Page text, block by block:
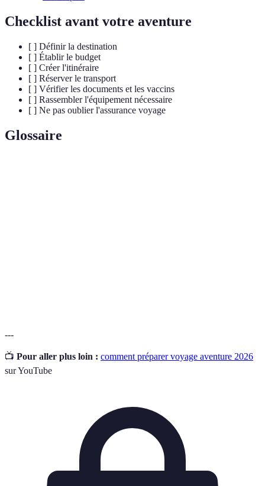
Checklist avant votre aventure
[ ] Définir la destination
[ ] Établir le budget
[ ] Créer l'itinéraire
[ ] Réserver le transport
[ ] Vérifier les documents et les vaccins
[ ] Rassembler l'équipement nécessaire
[ ] Ne pas oublier l'assurance voyage
Glossaire
---
📺 Pour aller plus loin : comment préparer voyage aventure 2026
sur YouTube